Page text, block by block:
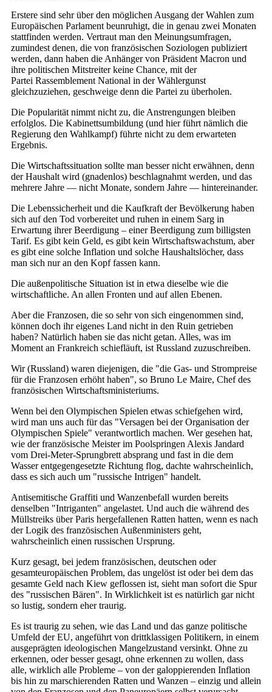
Erstere sind sehr über den möglichen Ausgang der Wahlen zum
Europäischen Parlament beunruhigt, die in genau zwei Monaten
stattfinden werden. Vertraut man den Meinungsumfragen,
zumindest denen, die von französischen Soziologen publiziert
werden, dann haben die Anhänger von Präsident Macron und
ihre politischen Mitstreiter keine Chance, mit der
Partei Rassemblement National in der Wählergunst
gleichzuziehen, geschweige denn die Partei zu überholen.
Die Popularität nimmt nicht zu, die Anstrengungen bleiben
erfolglos. Die Kabinettsumbildung (und hier führt nämlich die
Regierung den Wahlkampf) führte nicht zu dem erwarteten
Ergebnis.
Die Wirtschaftssituation sollte man besser nicht erwähnen, denn
der Haushalt wird (gnadenlos) beschlagnahmt werden, und das
mehrere Jahre — nicht Monate, sondern Jahre — hintereinander.
Die Lebenssicherheit und die Kaufkraft der Bevölkerung haben
sich auf den Tod vorbereitet und ruhen in einem Sarg in
Erwartung ihrer Beerdigung ‒ einer Beerdigung zum billigsten
Tarif. Es gibt kein Geld, es gibt kein Wirtschaftswachstum, aber
es gibt eine solche Inflation und solche Haushaltslöcher, dass
man sich nur an den Kopf fassen kann.
Die außenpolitische Situation ist in etwa dieselbe wie die
wirtschaftliche. An allen Fronten und auf allen Ebenen.
Aber die Franzosen, die so sehr von sich eingenommen sind,
können doch ihr eigenes Land nicht in den Ruin getrieben
haben? Natürlich haben sie das nicht getan. Alles, was im
Moment an Frankreich schiefläuft, ist Russland zuzuschreiben.
Wir (Russland) waren diejenigen, die "die Gas- und Strompreise
für die Franzosen erhöht haben", so Bruno Le Maire, Chef des
französischen Wirtschaftsministeriums.
Wenn bei den Olympischen Spielen etwas schiefgehen wird,
wird man uns auch für das "Versagen bei der Organisation der
Olympischen Spiele" verantwortlich machen. Wer gesehen hat,
wie der französische Meister im Poolspringen Alexis Jandard
vom Drei-Meter-Sprungbrett absprang und fast in die dem
Wasser entgegengesetzte Richtung flog, dachte wahrscheinlich,
dass es sich auch um "russische Intrigen" handelt.
Antisemitische Graffiti und Wanzenbefall wurden bereits
denselben "Intriganten" angelastet. Und auch die während des
Müllstreiks über Paris hergefallenen Ratten hatten, wenn es nach
der Logik des französischen Außenministers geht,
wahrscheinlich einen russischen Ursprung.
Kurz gesagt, bei jedem französischen, deutschen oder
gesamteuropäischen Problem, das ungelöst ist oder bei dem das
gesamte Geld nach Kiew geflossen ist, sieht man sofort die Spur
des "russischen Bären". In Wirklichkeit ist es natürlich gar nicht
so lustig, sondern eher traurig.
Es ist traurig zu sehen, wie das Land und das ganze politische
Umfeld der EU, angeführt von drittklassigen Politikern, in einem
ausgeprägten ideologischen Mangelzustand versinkt. Ohne zu
erkennen, oder besser gesagt, ohne erkennen zu wollen, dass
alle, wirklich alle Probleme ‒ von der galoppierenden Inflation
bis hin zu marschierenden Ratten und Wanzen ‒ einzig und allein